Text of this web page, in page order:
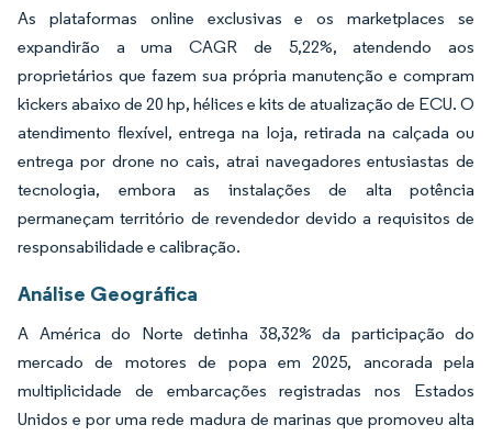
As plataformas online exclusivas e os marketplaces se
expandirão a uma CAGR de 5,22%, atendendo aos
proprietários que fazem sua própria manutenção e compram
kickers abaixo de 20 hp, hélices e kits de atualização de ECU. O
atendimento flexível, entrega na loja, retirada na calçada ou
entrega por drone no cais, atrai navegadores entusiastas de
tecnologia, embora as instalações de alta potência
permaneçam território de revendedor devido a requisitos de
responsabilidade e calibração.
Análise Geográfica
A América do Norte detinha 38,32% da participação do
mercado de motores de popa em 2025, ancorada pela
multiplicidade de embarcações registradas nos Estados
Unidos e por uma rede madura de marinas que promoveu alta